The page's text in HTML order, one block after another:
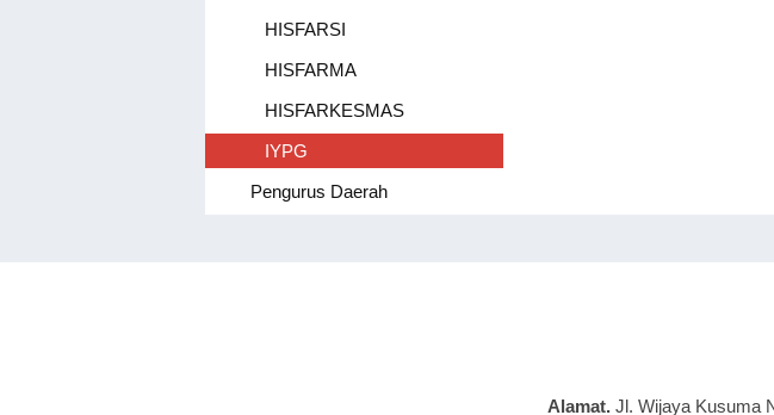
HISFARSI
HISFARMA
HISFARKESMAS
IYPG
Pengurus Daerah
Alamat. Jl. Wijaya Kusuma